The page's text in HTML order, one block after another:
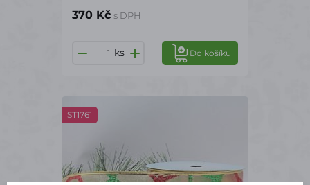
370 Kč s DPH
ks Do košíku
ST1761